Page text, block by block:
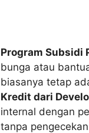
Program Subsidi
bunga atau
biasanya tetap
Kredit dari
internal dengan
tanpa